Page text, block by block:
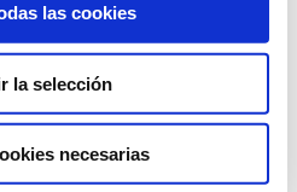
las cookies
la selección
necesarias
Aviso legal